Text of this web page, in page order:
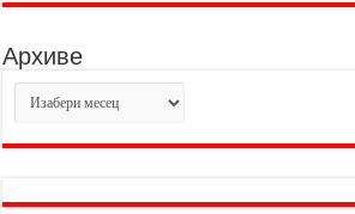
Архиве
Архиве